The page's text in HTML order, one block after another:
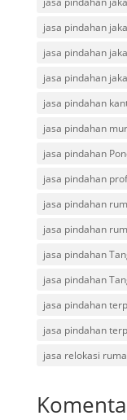
jasa pindahan
jasa pindahan
jasa pindahan
jasa pindahan
jasa pindahan
jasa pindahan
jasa pindahan
jasa pindahan
jasa pindahan
jasa pindahan
jasa pindahan
jasa pindahan
jasa pindahan
jasa relokasi